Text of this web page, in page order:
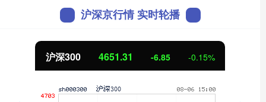
沪深京行情 实时轮播
沪深300 4651.31 -6.85 -0.15%